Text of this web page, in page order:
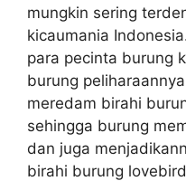
mungkin sering
kicaumania
para pecinta burung
burung
meredam birahi
sehingga burung
dan juga
birahi burung